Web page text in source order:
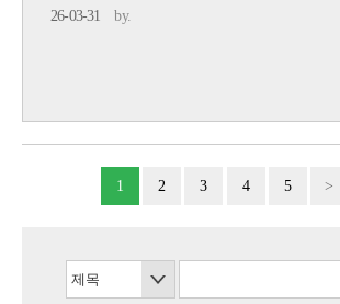
26-03-31by.
1 2 3 4 5 >